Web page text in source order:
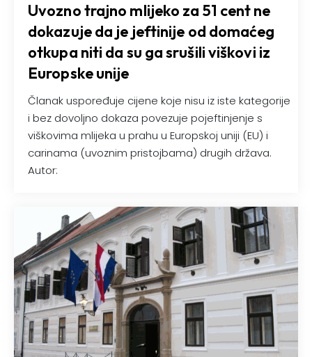
Uvozno trajno mlijeko za 51 cent ne
dokazuje da je jeftinije od domaćeg
otkupa niti da su ga srušili viškovi iz
Europske unije
Članak uspoređuje cijene koje nisu iz iste kategorije
i bez dovoljno dokaza povezuje pojeftinjenje s
viškovima mlijeka u prahu u Europskoj uniji (EU) i
carinama (uvoznim pristojbama) drugih država.
Autor: